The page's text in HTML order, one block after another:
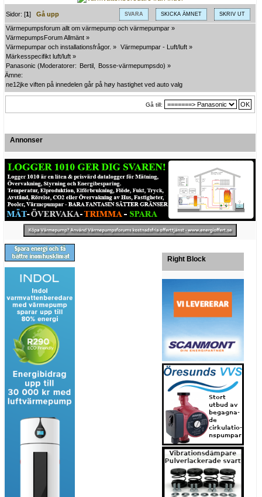
SVARA SKICKA ÄMNET SKRIV UT
Sidor: [1]Gå upp
Värmepumpsforum allt om värmepump och värmepumpar »
VärmepumpsForum Allmänt »
Värmepumpar och installationsfrågor. » Värmepumpar - Luft/luft »
Märkesspecifikt luft/luft »
Panasonic (Moderatorer: Bertil Bosse-värmepumpsdo) »
Ämne:
ne12jke viften på innedelen går på høy hastighet ved auto valg
Gå till:
Annonser
Right Block